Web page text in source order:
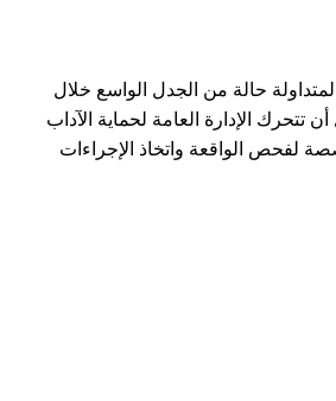
حالة من الجدل الواسع خلال
تتحرك الإدارة العامة لحماية الآداب
لفحص الواقعة واتخاذ الإجراءات